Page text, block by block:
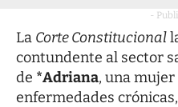
-
La Corte Constitucional
contundente al sector
de *Adriana, una mujer
enfermedades